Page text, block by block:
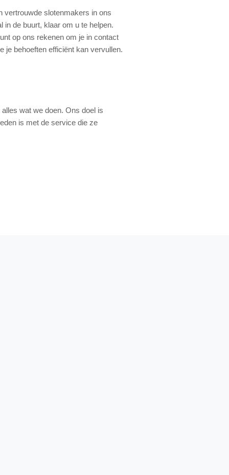
vertrouwde slotenmakers in ons
in de buurt, klaar om u te helpen.
op ons rekenen om je in contact
je behoeften efficiënt kan vervullen.
wat we doen. Ons doel is
is met de service die ze